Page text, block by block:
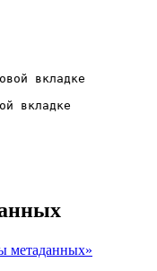
вкладке
вкладке
метаданных»